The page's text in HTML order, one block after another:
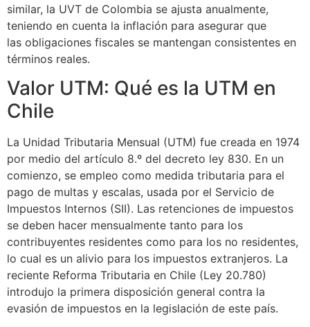
similar, la UVT de Colombia se ajusta anualmente,
teniendo en cuenta la inflación para asegurar que
las obligaciones fiscales se mantengan consistentes en
términos reales.
Valor UTM: Qué es la UTM en
Chile
La Unidad Tributaria Mensual (UTM) fue creada en 1974
por medio del artículo 8.º del decreto ley 830. En un
comienzo, se empleo como medida tributaria para el
pago de multas y escalas, usada por el Servicio de
Impuestos Internos (SII). Las retenciones de impuestos
se deben hacer mensualmente tanto para los
contribuyentes residentes como para los no residentes,
lo cual es un alivio para los impuestos extranjeros. La
reciente Reforma Tributaria en Chile (Ley 20.780)
introdujo la primera disposición general contra la
evasión de impuestos en la legislación de este país.